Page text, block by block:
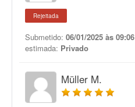
Rejeitada
Submetido: 06/01/2025 às 09:06
estimada: Privado
Müller M.